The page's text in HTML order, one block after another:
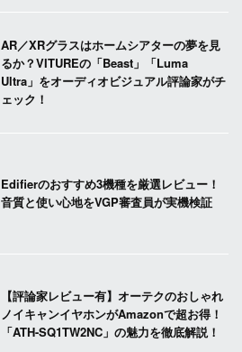
AR／XRグラスはホームシアターの夢を見
るか？VITUREの「Beast」「Luma
Ultra」をオーディオビジュアル評論家がチ
ェック！
Edifierのおすすめ3機種を厳選レビュー！
音質と使い心地をVGP審査員が実機検証
【評論家レビュー有】オーテクのおしゃれ
ノイキャンイヤホンがAmazonで超お得！
「ATH-SQ1TW2NC」の魅力を徹底解説！